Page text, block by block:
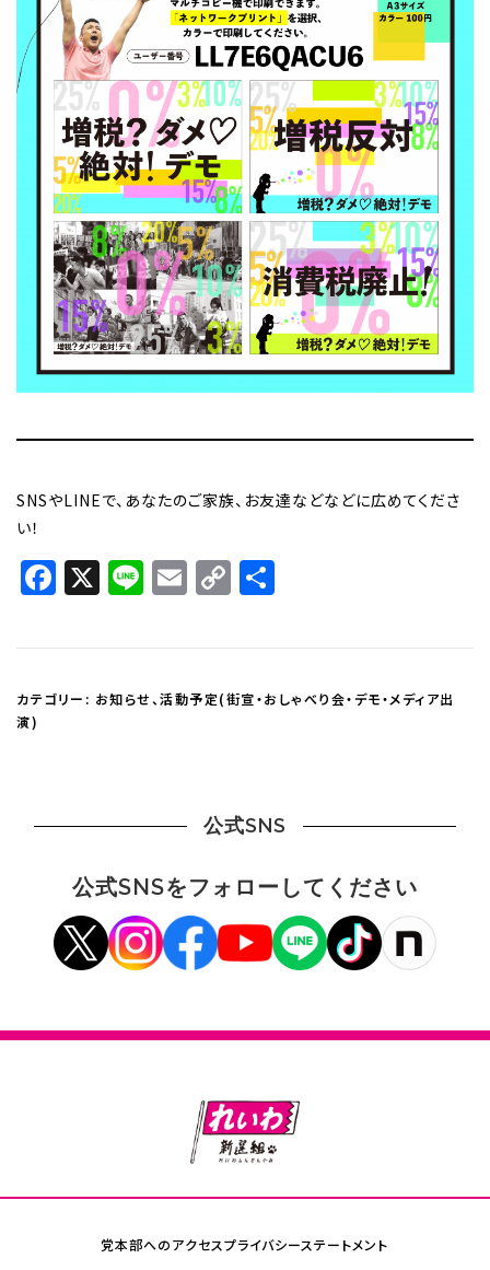
SNSやLINEで、あなたのご家族、お友達などなどに広めてくださ
い！
Facebook
X LineEmail
Copy
Link
カテゴリー: お知らせ、活動予定(街宣・おしゃべり会・デモ・メディア出
演)
公式SNS
公式SNSをフォローしてください
党本部へのアクセスプライバシーステートメント